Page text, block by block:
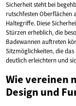
Sicherheit steht bei
rutschfesten Oberflächen
Haltegriffe. Diese
Stürzen erheblich, die
Badewannen auftreten
Sitzmöglichkeiten, die
deutlich erleichtern und
Wie vereinen
Design und